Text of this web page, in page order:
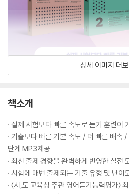
상세 이미지 더
책소개
· 실제 시험보다 빠른 속도로 듣기 훈련이
· 기출보다 빠른 기본 속도 / 더 빠른 배속
단계 MP3제공
· 최신 출제 경향을 완벽하게 반영한 실전
· 시험에 매번 출제되는 기출 유형 및 난이
· 〈시,도 교육청 주관 영어듣기능력평가〉